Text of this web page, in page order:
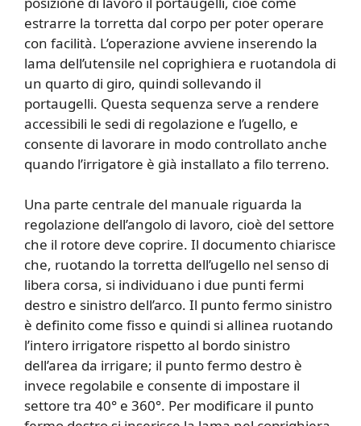
estrarre la torretta dal corpo per poter operare
con facilità. L’operazione avviene inserendo la
lama dell’utensile nel coprighiera e ruotandola di
un quarto di giro, quindi sollevando il
portaugelli. Questa sequenza serve a rendere
accessibili le sedi di regolazione e l’ugello, e
consente di lavorare in modo controllato anche
quando l’irrigatore è già installato a filo terreno.
Una parte centrale del manuale riguarda la
regolazione dell’angolo di lavoro, cioè del settore
che il rotore deve coprire. Il documento chiarisce
che, ruotando la torretta dell’ugello nel senso di
libera corsa, si individuano i due punti fermi
destro e sinistro dell’arco. Il punto fermo sinistro
è definito come fisso e quindi si allinea ruotando
l’intero irrigatore rispetto al bordo sinistro
dell’area da irrigare; il punto fermo destro è
invece regolabile e consente di impostare il
settore tra 40° e 360°. Per modificare il punto